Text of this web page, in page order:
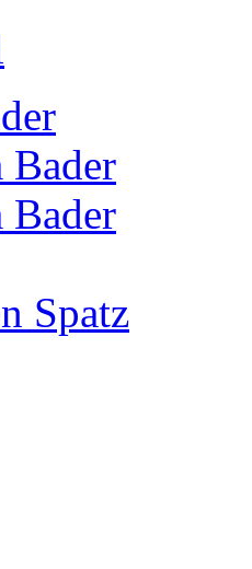
Bader
Bader
Spatz